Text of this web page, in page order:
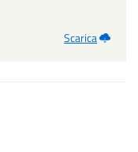
Scarica